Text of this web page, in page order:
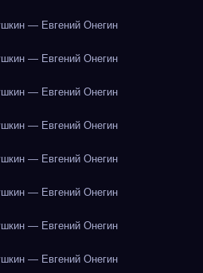
— Евгений Онегин
— Евгений Онегин
— Евгений Онегин
— Евгений Онегин
— Евгений Онегин
— Евгений Онегин
— Евгений Онегин
— Евгений Онегин